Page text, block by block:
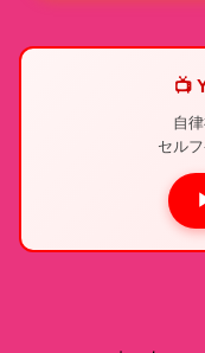
📺
自
セル